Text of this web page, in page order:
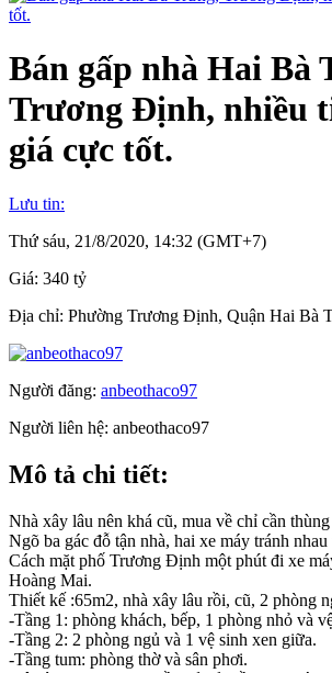
Bán gấp nhà Hai Bà
Trương Định, nhiều
giá cực tốt.
Lưu tin:
Thứ sáu, 21/8/2020, 14:32 (GMT+7)
Giá: 340 tỷ
Địa chỉ: Phường Trương Định, Quận Hai Bà
Người đăng: anbeothaco97
Người liên hệ: anbeothaco97
Mô tả chi tiết:
Nhà xây lâu nên khá cũ, mua về chỉ cần
Ngõ ba gác đỗ tận nhà, hai xe máy tránh nhau
Cách mặt phố Trương Định một phút đi xe
Hoàng Mai.
Thiết kế :65m2, nhà xây lâu rồi, cũ, 2 phòng
-Tầng 1: phòng khách, bếp, 1 phòng nhỏ và
-Tầng 2: 2 phòng ngủ và 1 vệ sinh xen giữa.
-Tầng tum: phòng thờ và sân phơi.